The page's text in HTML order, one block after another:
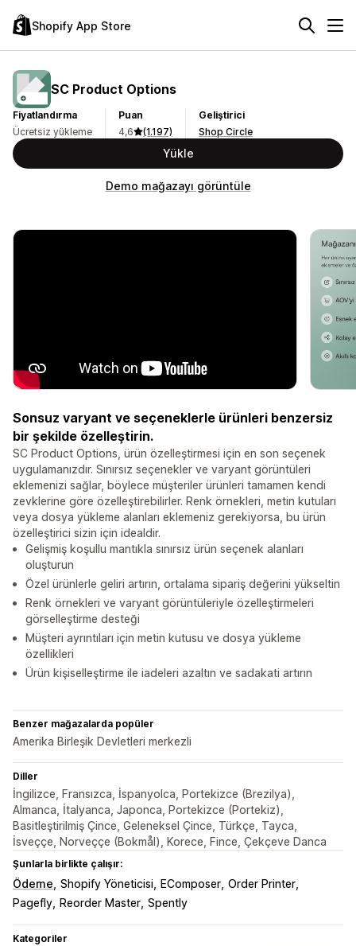
Shopify App Store
SC Product Options
Fiyatlandırma
Ücretsiz yükleme
Puan
4,6
(1.197)
Geliştirici
Shop Circle
Yükle
Demo mağazayı görüntüle
Sonsuz varyant ve seçeneklerle ürünleri benzersiz
bir şekilde özelleştirin.
SC Product Options, ürün özelleştirmesi için en son seçenek
uygulamanızdır. Sınırsız seçenekler ve varyant görüntüleri
eklemenizi sağlar, böylece müşteriler ürünleri tamamen kendi
zevklerine göre özelleştirebilirler. Renk örnekleri, metin kutuları
veya dosya yükleme alanları eklemeniz gerekiyorsa, bu ürün
özelleştirici sizin için idealdir.
Gelişmiş koşullu mantıkla sınırsız ürün seçenek alanları
oluşturun
Özel ürünlerle geliri artırın, ortalama sipariş değerini yükseltin
Renk örnekleri ve varyant görüntüleriyle özelleştirmeleri
görselleştirme desteği
Müşteri ayrıntıları için metin kutusu ve dosya yükleme
özellikleri
Ürün kişiselleştirme ile iadeleri azaltın ve sadakati artırın
Benzer mağazalarda popüler
Amerika Birleşik Devletleri merkezli
Diller
İngilizce, Fransızca, İspanyolca, Portekizce (Brezilya),
Almanca, İtalyanca, Japonca, Portekizce (Portekiz),
Basitleştirilmiş Çince, Geleneksel Çince, Türkçe, Tayca,
İsveççe, Norveççe (Bokmål), Korece, Fince, Çekçeve Danca
Şunlarla birlikte çalışır:
Ödeme Shopify Yöneticisi EComposer Order Printer
Pagefly
Reorder Master Spently
Kategoriler